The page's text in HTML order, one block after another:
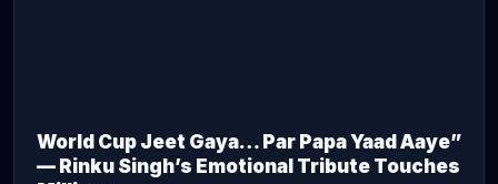
World Cup Jeet Gaya… Par Papa Yaad Aaye”
— Rinku Singh’s Emotional Tribute Touches